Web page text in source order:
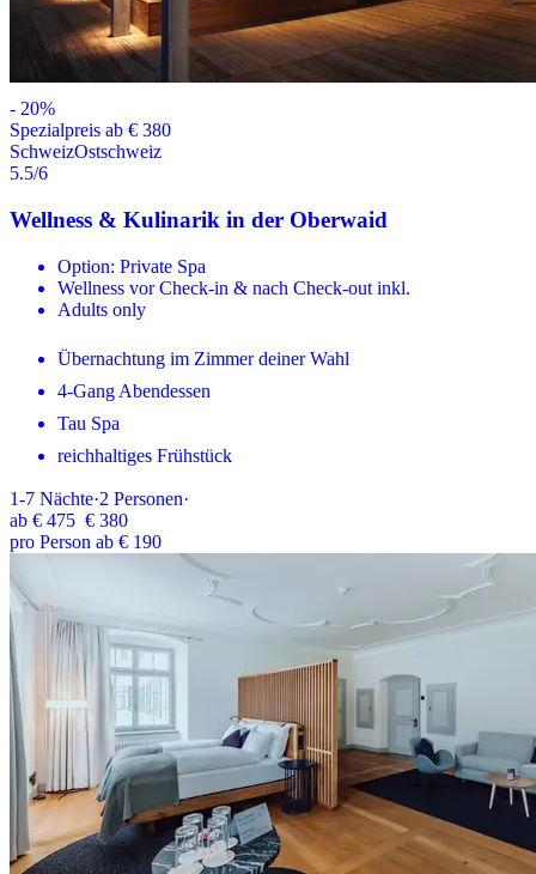
- 20%
Spezialpreis ab € 380
SchweizOstschweiz
5.5/6
Wellness & Kulinarik in der Oberwaid
Option: Private Spa
Wellness vor Check-in & nach Check-out inkl.
Adults only
Übernachtung im Zimmer deiner Wahl
4-Gang Abendessen
Tau Spa
reichhaltiges Frühstück
1-7 Nächte·2 Personen·
ab € 475 € 380
pro Person ab € 190